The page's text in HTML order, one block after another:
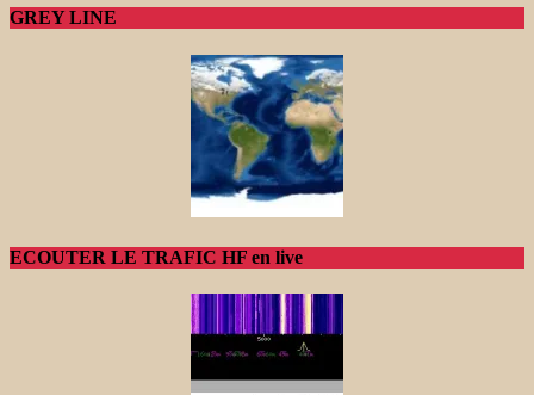
GREY LINE
ECOUTER LE TRAFIC HF en live